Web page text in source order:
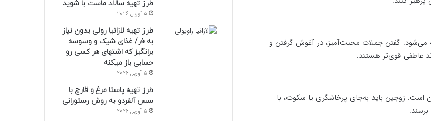
می‌شود. گفتن جملات محبت‌آمیز، در آغوش گرفتن و
عاطفی قوی‌تر هستند.
است. زوجین باید به‌جای پرخاشگری یا سکوت، با
طرز تهیه سالاد ماست با شوید
5 آوریل 2026
طرز تهیه لازانیا رولی بدون نیاز
به فر/ غذای شیک و وسوسه
برانگیز که اشتهای هر کسی رو
حسابی باز میکنه
5 آوریل 2026
طرز تهیه پاستا مرغ و قارچ با
سس آلفردو به روش رستورانی
5 آوریل 2026